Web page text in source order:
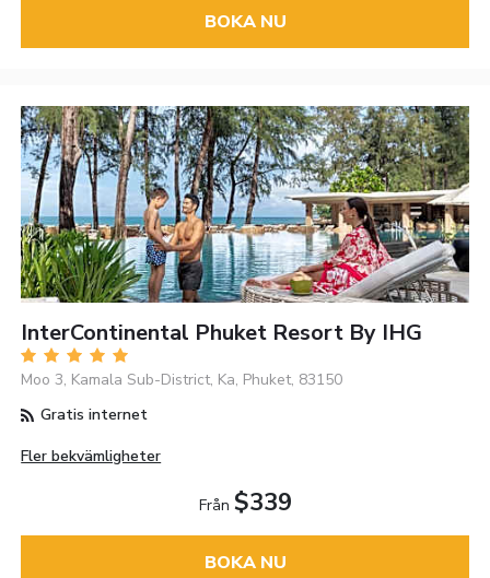
BOKA NU
InterContinental Phuket Resort By IHG
Moo 3, Kamala Sub-District, Ka, Phuket, 83150
Gratis internet
Fler bekvämligheter
Från $339
BOKA NU